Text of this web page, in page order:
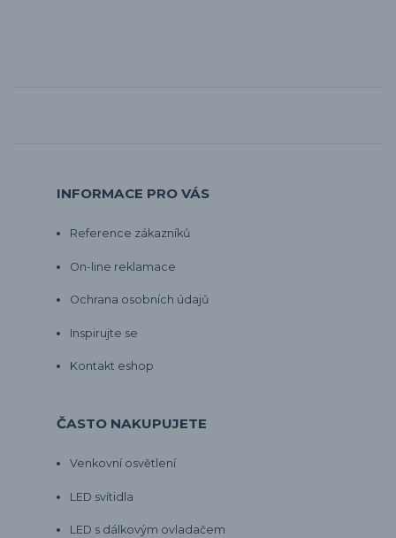
INFORMACE PRO VÁS
Reference zákazníků
On-line reklamace
Ochrana osobních údajů
Inspirujte se
Kontakt eshop
ČASTO NAKUPUJETE
Venkovní osvětlení
LED svítidla
LED s dálkovým ovladačem